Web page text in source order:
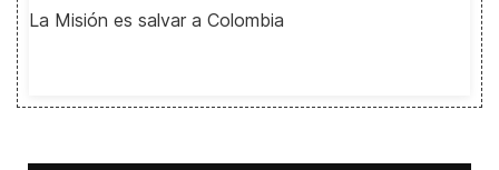
La Misión es salvar a Colombia